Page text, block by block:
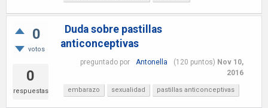
0
votos
0
respuestas
Duda sobre pastillas
anticonceptivas
preguntado por Antonella (120 puntos) Nov 10,
2016
embarazo sexualidad pastillas anticonceptivas